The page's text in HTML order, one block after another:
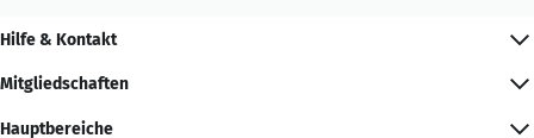
Hilfe & Kontakt
Mitgliedschaften
Hauptbereiche